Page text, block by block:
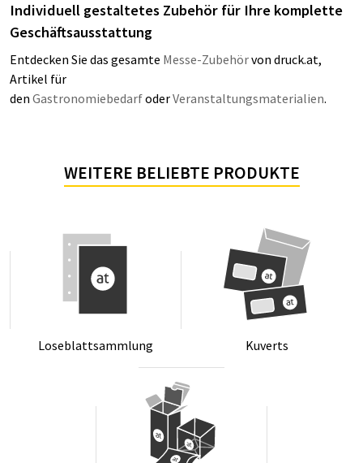
Individuell gestaltetes Zubehör für Ihre komplette
Geschäftsausstattung
Entdecken Sie das gesamte Messe-Zubehörvon druck.at,
Artikel für
den GastronomiebedarfoderVeranstaltungsmaterialien.
WEITERE BELIEBTE PRODUKTE
Lo­se­blatt­samm­lung Ku­verts